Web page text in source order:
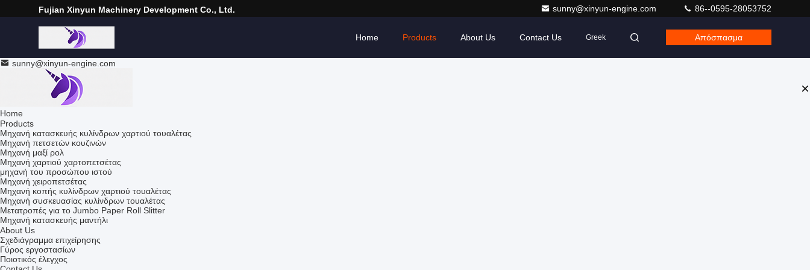
Fujian Xinyun Machinery Development Co., Ltd. sunny@xinyun-engine.com 86--0595-28053752
Home Products About Us Contact Us Greek Απόσπασμα
sunny@xinyun-engine.com
Home
Products
Μηχανή κατασκευής κυλίνδρων χαρτιού τουαλέτας
Μηχανή πετσετών κουζινών
Μηχανή μαξί ρολ
Μηχανή χαρτιού χαρτοπετσέτας
μηχανή του προσώπου ιστού
Μηχανή χειροπετσέτας
Μηχανή κοπής κυλίνδρων χαρτιού τουαλέτας
Μηχανή συσκευασίας κυλίνδρων τουαλέτας
Μετατροπές για το Jumbo Paper Roll Slitter
Μηχανή κατασκευής μαντήλι
About Us
Σχεδιάγραμμα επιχείρησης
Γύρος εργοστασίων
Ποιοτικός έλεγχος